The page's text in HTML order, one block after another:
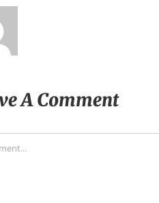
A Comment